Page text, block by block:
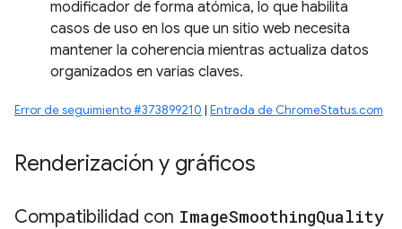
modificador de forma atómica, lo que habilita
casos de uso en los que un sitio web necesita
mantener la coherencia mientras actualiza datos
organizados en varias claves.
Error de seguimiento #373899210 | Entrada de ChromeStatus.com
Renderización y gráficos
Compatibilidad con ImageSmoothingQuality